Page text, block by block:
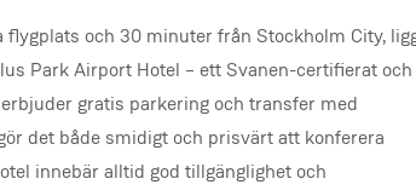
och 30 minuter från Stockholm City,
Park Airport Hotel – ett Svanen-certifierat och
gratis parkering och transfer med
det både smidigt och prisvärt att konferera
innebär alltid god tillgänglighet och